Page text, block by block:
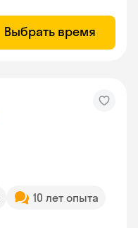
Выбрать время
10 лет опыта